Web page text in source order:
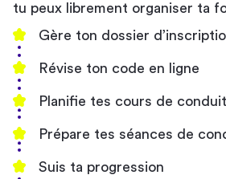
tu peux librement organiser ta
Gère ton dossier
Révise ton code en ligne
Planifie tes cours de
Prépare tes séances de
Suis ta progression